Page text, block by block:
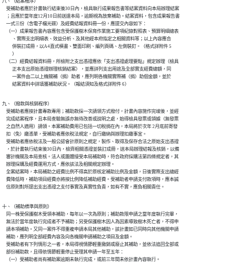
    受補助者應於計畫執行結束後30日內，檢具執行成果報告書等結案資料向本局辦理結案
    ；且應於當年度12月10日前送達本局，逾期視為放棄補助。結案資料，包含成果報告書
    一式三份（含電子檔光碟）及經費結報資料冊一份，應提交內容如下：
    （一）成果報告書內容應包含受保護樹木保育作業施工要項紀錄對照表、預算明細總表
          、實際支出明細表、效益分析、及其他經本府指定之相關資料等；以上內容應合
          併裝訂成冊，以A4直式橫書、雙面印刷、編列頁碼、左側裝釘。（格式詳附件 5
          ）
    （二）經費結報資料冊，所檢附之支出憑證應依「支出憑證處理要點」規定辦理（檢具
          正本支出原始憑證辦理核銷結案），並應詳列支出用途及全部實支經費總額，同
          一案件由二以上機關補（捐）助者，應列明各機關實際補（捐）助個金額，並於
          結案資料中詳填獲補助狀況。（報結須知及格式詳附件 6）
九、（撥款與核銷程序）
    受補助者應按計畫專款專用；補助款採一次請領方式撥付，計畫內容施作完竣後，並經
    完成結案程序，且本局查驗無誤亦無待改善或說明之處，始得檢具發票或領據（無發票
    之自然人適用）請領。本案補助費用已包括一切稅捐在內，本局將於次年 2月底前寄發
    扣（免）繳憑單，受補助者應依稅法規定，自行繳納與辦理扣繳事宜。
    受補助者應依稅法及一般公認會計原則之規定，製作、取得及保存合法之原始支出憑證
    ，於計畫執行結束後30日內，檢齊相關憑證並裝訂成冊，送本局辦理結報及核銷，以備
    審計機關及本局查核。法人或團體接受本局補助時，符合政府採購法第四條規定者，其
    辦理採購及經費運用方式，應依該法及相關規定辦理。
    全案結案時，本局補助之經費比例不得高於原核定補助比例及金額，日後實際支出總經
    費降低時，補助項目經費亦將按比例降低補助經費。受補助者申請支付款項時，應本誠
    信原則對所提出支出憑證之支付事實及真實性負責，如有不實，應負相關責任。
十、（補助標準與原則）
    同一株受保護樹木受領本補助，每年以一次為原則；補助款限申請之當年度執行完畢，
    無法於當年度執行完成者不予補助；另受保護樹木因人為因素導致樹木死亡者，不得申
    請本項補助。又同一案件不得重複申請本局其他補助，該計畫如已同時向其他機關申請
    補助，應列明全部經費內容及向各機關申請補助之項目及金額。
    受補助者有下列情形之一者，本局得視情節輕重撤銷或廢止其補助，並依法追回全部或
    部份補助款，且得依情節輕重停止受理其申請一年至五年：
    （一）受補助者尚有補助案逾期未執行完成，或前三年間未依計畫內容執行。